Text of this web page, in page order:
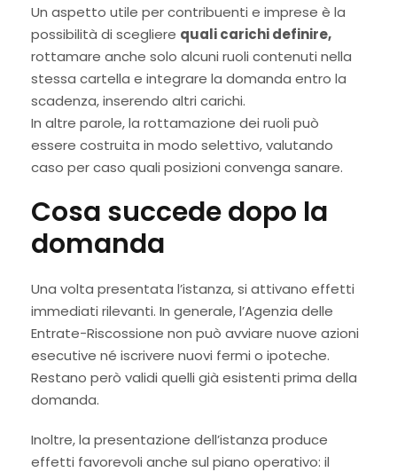
Un aspetto utile per contribuenti e imprese è la
possibilità di scegliere quali carichi definire,
rottamare anche solo alcuni ruoli contenuti nella
stessa cartella e integrare la domanda entro la
scadenza, inserendo altri carichi.
In altre parole, la rottamazione dei ruoli può
essere costruita in modo selettivo, valutando
caso per caso quali posizioni convenga sanare.
Cosa succede dopo la
domanda
Una volta presentata l’istanza, si attivano effetti
immediati rilevanti. In generale, l’Agenzia delle
Entrate-Riscossione non può avviare nuove azioni
esecutive né iscrivere nuovi fermi o ipoteche.
Restano però validi quelli già esistenti prima della
domanda.
Inoltre, la presentazione dell’istanza produce
effetti favorevoli anche sul piano operativo: il